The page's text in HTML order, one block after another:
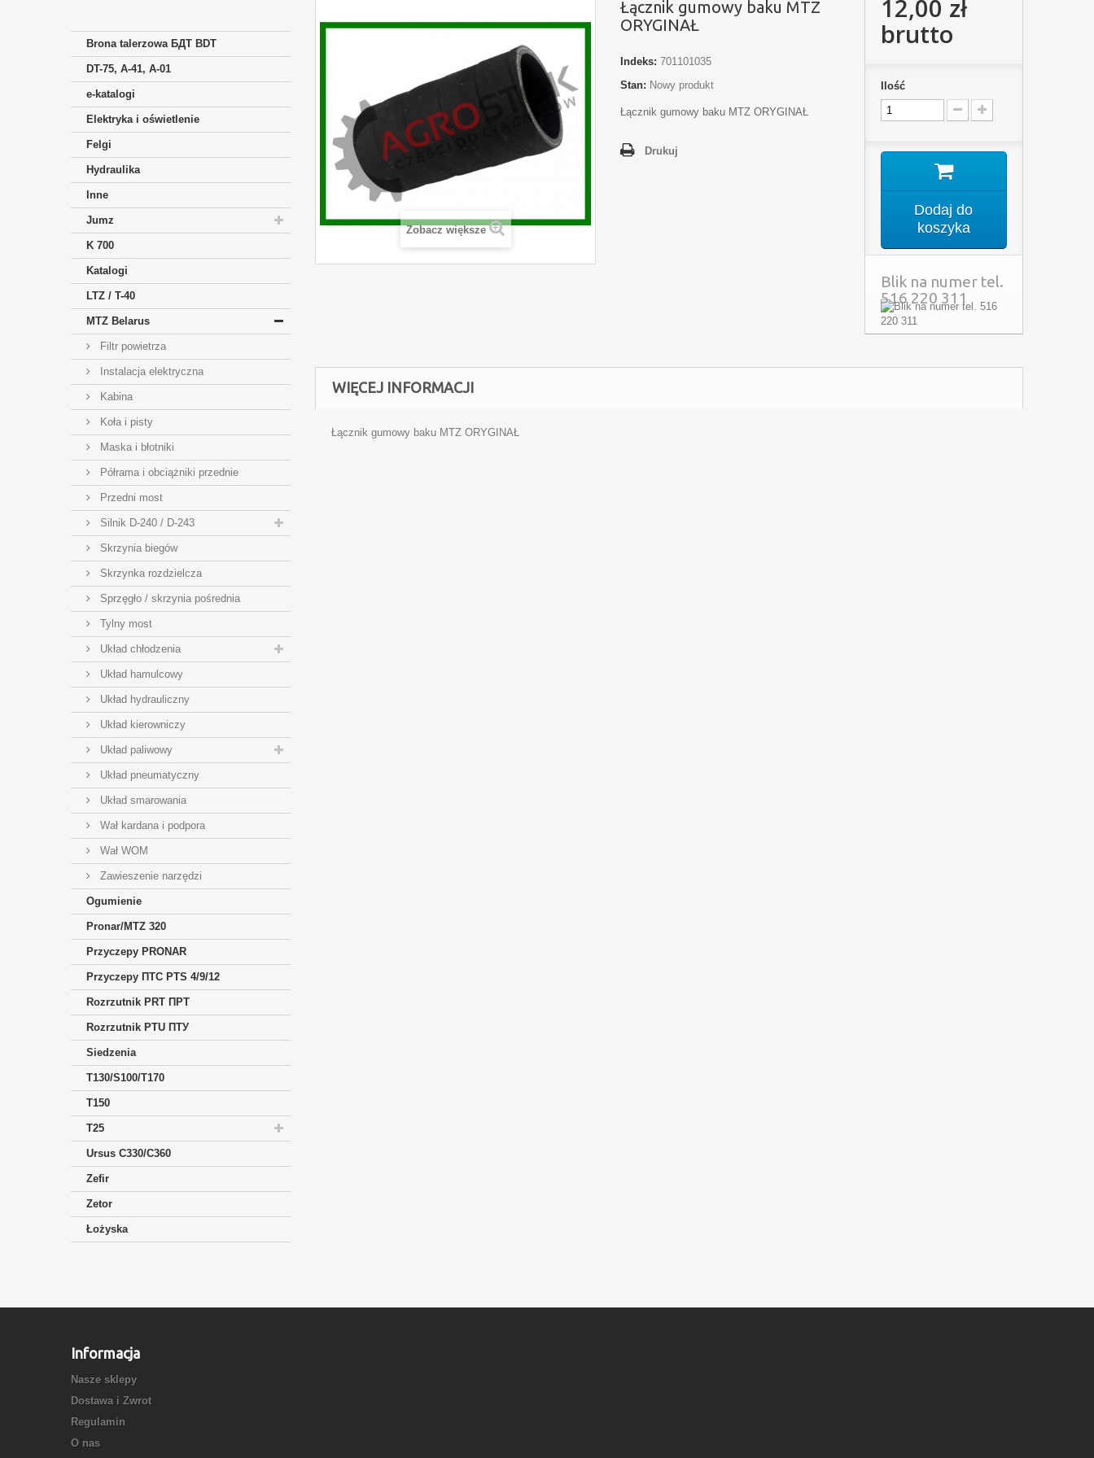
Brona talerzowa БДТ BDT
DT-75, A-41, A-01
e-katalogi
Elektryka i oświetlenie
Felgi
Hydraulika
Inne
Jumz
K 700
Katalogi
LTZ / T-40
MTZ Belarus
Filtr powietrza
Instalacja elektryczna
Kabina
Koła i pisty
Maska i błotniki
Półrama i obciążniki przednie
Przedni most
Silnik D-240 / D-243
Skrzynia biegów
Skrzynka rozdzielcza
Sprzęgło / skrzynia pośrednia
Tylny most
Układ chłodzenia
Układ hamulcowy
Układ hydrauliczny
Układ kierowniczy
Układ paliwowy
Układ pneumatyczny
Układ smarowania
Wał kardana i podpora
Wał WOM
Zawieszenie narzędzi
Ogumienie
Pronar/MTZ 320
Przyczepy PRONAR
Przyczepy ПTC PTS 4/9/12
Rozrzutnik PRT ПРТ
Rozrzutnik PTU ПТУ
Siedzenia
T130/S100/T170
T150
T25
Ursus C330/C360
Zefir
Zetor
Łożyska
Zobacz większe
Łącznik gumowy baku MTZ
ORYGINAŁ
Indeks: 701101035
Stan: Nowy produkt
Łącznik gumowy baku MTZ ORYGINAŁ
Drukuj
12,00 zł
brutto
Ilość
Dodaj do
koszyka
Blik na numer tel.
516 220 311
WIĘCEJ INFORMACJI
Łącznik gumowy baku MTZ ORYGINAŁ
Informacja
Nasze sklepy
Dostawa i Zwrot
Regulamin
O nas